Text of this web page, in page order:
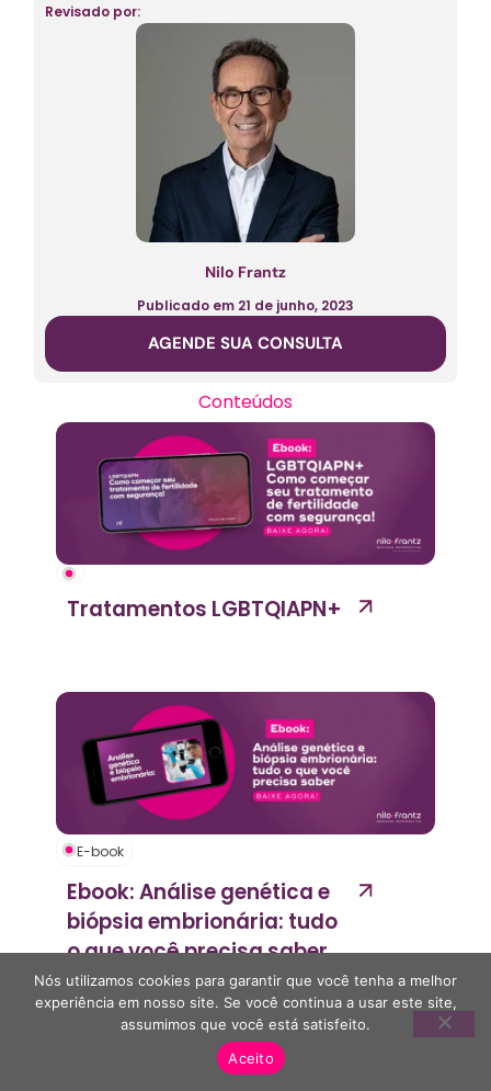
Revisado por:
Nilo Frantz
Publicado em 21 de junho, 2023
AGENDE SUA CONSULTA
Conteúdos
Tratamentos LGBTQIAPN+
E-book
Ebook: Análise genética e
biópsia embrionária: tudo
o que você precisa saber
VER MAIS
Nós utilizamos cookies para garantir que você tenha a melhor
experiência em nosso site. Se você continua a usar este site,
assumimos que você está satisfeito.
Aceito